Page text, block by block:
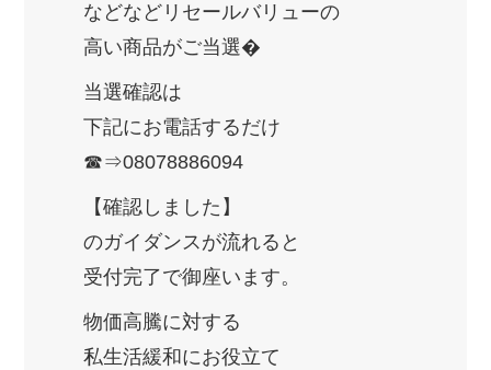
などなどリセールバリューの
高い商品がご当選�
当選確認は
下記にお電話するだけ
☎⇒08078886094
【確認しました】
のガイダンスが流れると
受付完了で御座います。
物価高騰に対する
私生活緩和にお役立て